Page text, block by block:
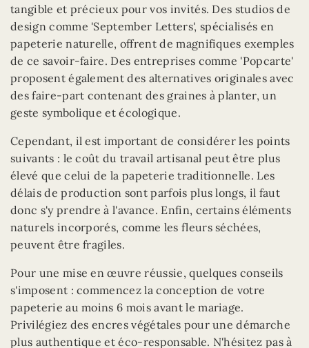
tangible et précieux pour vos invités. Des studios de
design comme 'September Letters', spécialisés en
papeterie naturelle, offrent de magnifiques exemples
de ce savoir-faire. Des entreprises comme 'Popcarte'
proposent également des alternatives originales avec
des faire-part contenant des graines à planter, un
geste symbolique et écologique.
Cependant, il est important de considérer les points
suivants : le coût du travail artisanal peut être plus
élevé que celui de la papeterie traditionnelle. Les
délais de production sont parfois plus longs, il faut
donc s'y prendre à l'avance. Enfin, certains éléments
naturels incorporés, comme les fleurs séchées,
peuvent être fragiles.
Pour une mise en œuvre réussie, quelques conseils
s'imposent : commencez la conception de votre
papeterie au moins 6 mois avant le mariage.
Privilégiez des encres végétales pour une démarche
plus authentique et éco-responsable. N'hésitez pas à